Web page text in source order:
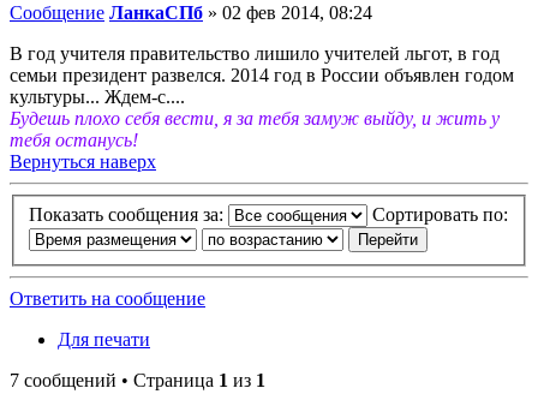
Сообщение ЛанкаСПб » 02 фев 2014, 08:24
В год учителя правительство лишило учителей льгот, в год
семьи президент развелся. 2014 год в России объявлен годом
культуры... Ждем-с....
Будешь плохо себя вести, я за тебя замуж выйду, и жить у
тебя останусь!
Вернуться наверх
Показать сообщения за: Сортировать по:
Ответить на сообщение
Для печати
7 сообщений • Страница 1 из 1